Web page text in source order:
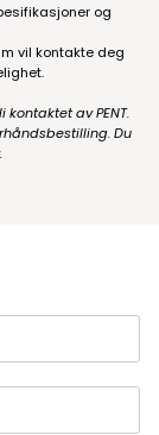
og
vil kontakte deg
av PENT.
Du